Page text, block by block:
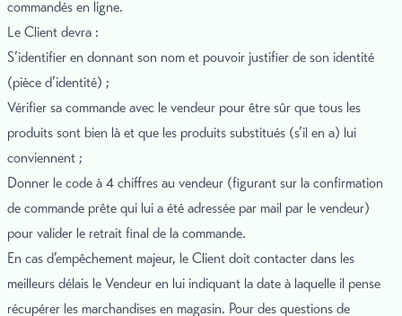
commandés en ligne.
Le Client devra :
S’identifier en donnant son nom et pouvoir justifier de son identité
(pièce d’identité) ;
Vérifier sa commande avec le vendeur pour être sûr que tous les
produits sont bien là et que les produits substitués (s’il en a) lui
conviennent ;
Donner le code à 4 chiffres au vendeur (figurant sur la confirmation
de commande prête qui lui a été adressée par mail par le vendeur)
pour valider le retrait final de la commande.
En cas d’empêchement majeur, le Client doit contacter dans les
meilleurs délais le Vendeur en lui indiquant la date à laquelle il pense
récupérer les marchandises en magasin. Pour des questions de